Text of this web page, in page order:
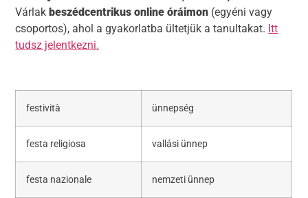
Várlakbeszédcentrikus online óráimon (egyéni vagy
csoportos), ahol a gyakorlatba ültetjük a tanultakat. Itt
tudsz jelentkezni.
festività ünnepség
festa religiosa vallási ünnep
festa nazionale nemzeti ünnep